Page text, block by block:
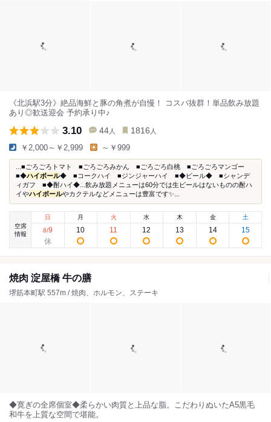
《北浜駅3分》絶品海鮮と豚の角煮が自慢！ コスパ抜群！単品飲み放題
あり◎歓送迎会 予約承り中♪
3.10 44 人 1816 人
￥2,000～￥2,999 ～￥999
...■ごろごろトマト ■ごろごろみかん ■ごろごろ白桃 ■ごろごろマンゴー
■◆ハイボール◆ ■コークハイ ■ジンジャーハイ ■◆ビール◆ ■シャンデ
ィガフ ■◆酎ハイ◆...飲み放題メニューは60分では生ビールはないものの酎ハ
イやハイボールやカクテルなどメニューは豊富です✨...
空席
情報
日
8/9
月
10
火
11
水
12
木
13
金
14
土
15
焼肉 淀屋橋 牛の膳
堺筋本町駅 557m / 焼肉、ホルモン、ステーキ
◆寛ぎの全席個室◆柔らかい肉質と上品な脂。こだわりぬいたA5黒毛
和牛を上質な空間で堪能。